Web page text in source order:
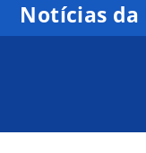
Notícias da